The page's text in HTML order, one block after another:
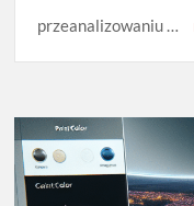
przeanalizowaniu …